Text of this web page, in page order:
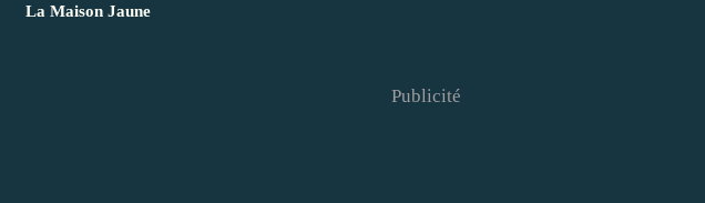
La Maison Jaune
Publicité